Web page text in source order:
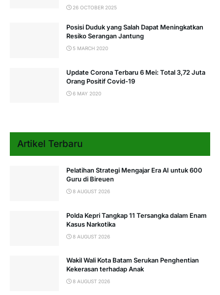
26 OCTOBER 2025
Posisi Duduk yang Salah Dapat Meningkatkan
Resiko Serangan Jantung
5 MARCH 2020
Update Corona Terbaru 6 Mei: Total 3,72 Juta
Orang Positif Covid-19
6 MAY 2020
Artikel Terbaru
Pelatihan Strategi Mengajar Era AI untuk 600
Guru di Bireuen
8 AUGUST 2026
Polda Kepri Tangkap 11 Tersangka dalam Enam
Kasus Narkotika
8 AUGUST 2026
Wakil Wali Kota Batam Serukan Penghentian
Kekerasan terhadap Anak
8 AUGUST 2026